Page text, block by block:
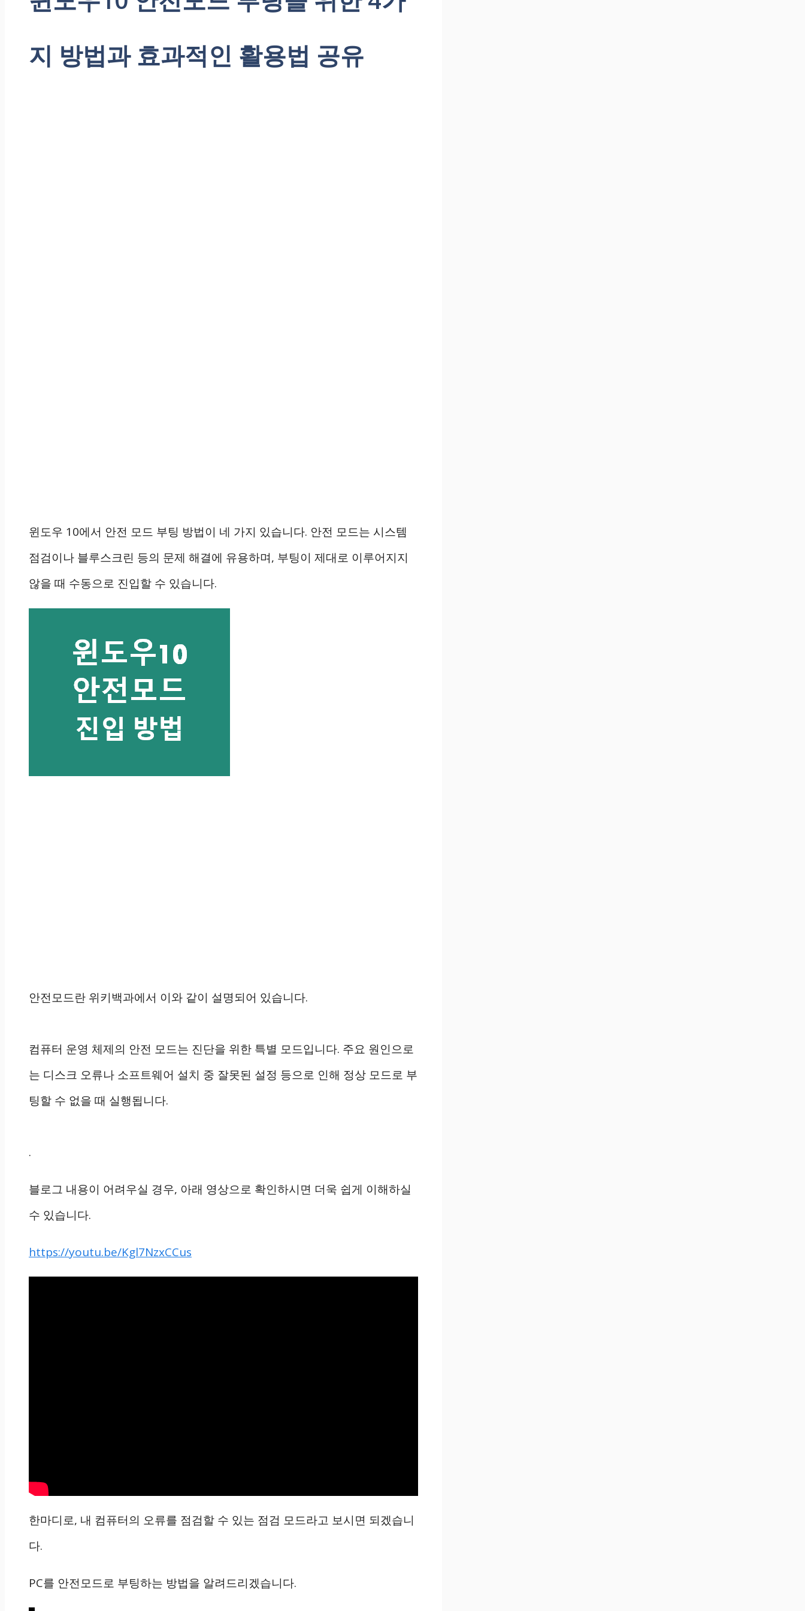
지 방법과 효과적인 활용법 공유
윈도우 10에서 안전 모드 부팅 방법이 네 가지 있습니다. 안전 모드는 시스템
점검이나 블루스크린 등의 문제 해결에 유용하며, 부팅이 제대로 이루어지지
않을 때 수동으로 진입할 수 있습니다.
안전모드란 위키백과에서 이와 같이 설명되어 있습니다.
컴퓨터 운영 체제의 안전 모드는 진단을 위한 특별 모드입니다. 주요 원인으로
는 디스크 오류나 소프트웨어 설치 중 잘못된 설정 등으로 인해 정상 모드로 부
팅할 수 없을 때 실행됩니다.
.
블로그 내용이 어려우실 경우, 아래 영상으로 확인하시면 더욱 쉽게 이해하실
수 있습니다.
https://youtu.be/Kgl7NzxCCus
한마디로, 내 컴퓨터의 오류를 점검할 수 있는 점검 모드라고 보시면 되겠습니
다.
PC를 안전모드로 부팅하는 방법을 알려드리겠습니다.